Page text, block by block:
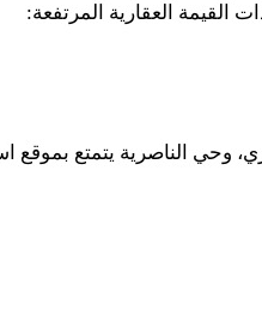
القيمة العقارية المرتفعة:
وحي الناصرية يتمتع